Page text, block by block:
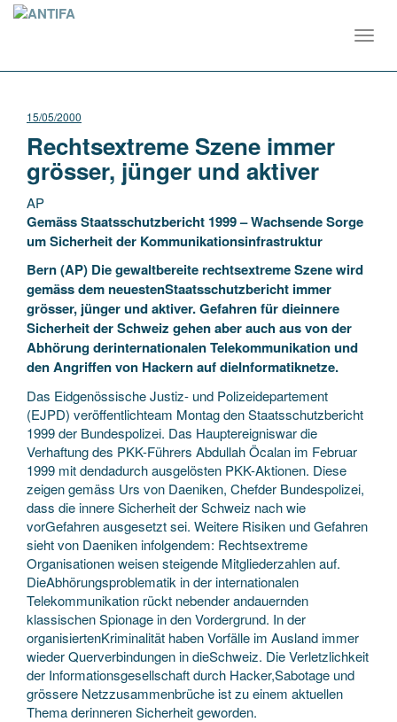
15/05/2000
Rechtsextreme Szene immer
grösser, jünger und aktiver
AP
Gemäss Staatsschutzbericht 1999 – Wachsende Sorge
um Sicherheit der Kommunikationsinfrastruktur
Bern (AP) Die gewaltbereite rechtsextreme Szene wird
gemäss dem neuestenStaatsschutzbericht immer
grösser, jünger und aktiver. Gefahren für dieinnere
Sicherheit der Schweiz gehen aber auch aus von der
Abhörung derinternationalen Telekommunikation und
den Angriffen von Hackern auf dieInformatiknetze.
Das Eidgenössische Justiz- und Polizeidepartement
(EJPD) veröffentlichteam Montag den Staatsschutzbericht
1999 der Bundespolizei. Das Hauptereigniswar die
Verhaftung des PKK-Führers Abdullah Öcalan im Februar
1999 mit dendadurch ausgelösten PKK-Aktionen. Diese
zeigen gemäss Urs von Daeniken, Chefder Bundespolizei,
dass die innere Sicherheit der Schweiz nach wie
vorGefahren ausgesetzt sei. Weitere Risiken und Gefahren
sieht von Daeniken infolgendem: Rechtsextreme
Organisationen weisen steigende Mitgliederzahlen auf.
DieAbhörungsproblematik in der internationalen
Telekommunikation rückt nebender andauernden
klassischen Spionage in den Vordergrund. In der
organisiertenKriminalität haben Vorfälle im Ausland immer
wieder Querverbindungen in dieSchweiz. Die Verletzlichkeit
der Informationsgesellschaft durch Hacker,Sabotage und
grössere Netzzusammenbrüche ist zu einem aktuellen
Thema derinneren Sicherheit geworden.